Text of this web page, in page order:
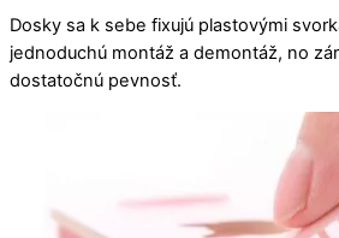
Dosky sa k sebe fixujú plastovými
jednoduchú montáž a demontáž, no
dostatočnú pevnosť.